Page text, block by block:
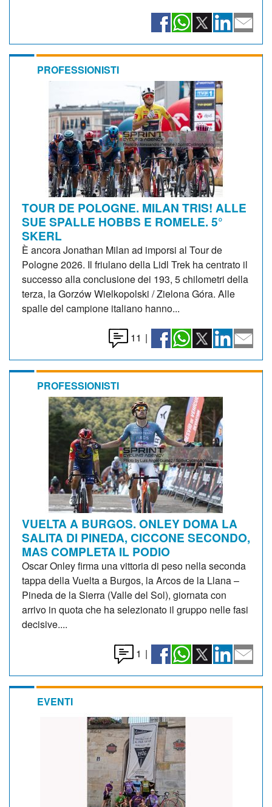
PROFESSIONISTI
TOUR DE POLOGNE. MILAN TRIS! ALLE
SUE SPALLE HOBBS E ROMELE. 5°
SKERL
È ancora Jonathan Milan ad imporsi al Tour de
Pologne 2026. Il friulano della Lidl Trek ha centrato il
successo alla conclusione dei 193, 5 chilometri della
terza, la Gorzów Wielkopolski / Zielona Góra. Alle
spalle del campione italiano hanno...
11 |
PROFESSIONISTI
VUELTA A BURGOS. ONLEY DOMA LA
SALITA DI PINEDA, CICCONE SECONDO,
MAS COMPLETA IL PODIO
Oscar Onley firma una vittoria di peso nella seconda
tappa della Vuelta a Burgos, la Arcos de la Llana –
Pineda de la Sierra (Valle del Sol), giornata con
arrivo in quota che ha selezionato il gruppo nelle fasi
decisive....
1 |
EVENTI